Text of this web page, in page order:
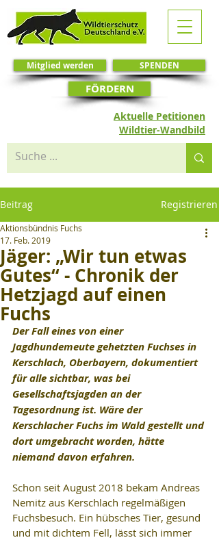
SPENDEN
Mitglied werden
Aktuelle Petitionen
FÖRDERN
Wildtier-Wandbild
Beitrag Registrieren
Jäger: „Wir tun etwas
Gutes“ - Chronik der
Hetzjagd auf einen
Fuchs
Aktionsbündnis Fuchs
17. Feb. 2019
Der Fall eines von einer
Jagdhundemeute gehetzten Fuchses in
Kerschlach, Oberbayern, dokumentiert
für alle sichtbar, was bei
Gesellschaftsjagden an der
Tagesordnung ist. Wäre der
Kerschlacher Fuchs im Wald gestellt und
dort umgebracht worden, hätte
niemand davon erfahren.
Schon seit August 2018 bekam Andreas
Nemitz aus Kerschlach regelmäßigen
Fuchsbesuch. Ein hübsches Tier, gesund
und mit dichtem Fell, lässt sich immer